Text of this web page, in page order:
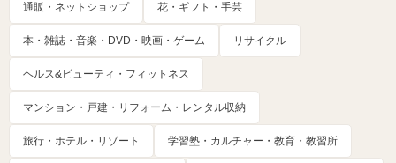
通販・ネットショップ 花・ギフト・手芸
本・雑誌・音楽・DVD・映画・ゲーム リサイクル
ヘルス&ビューティ・フィットネス
マンション・戸建・リフォーム・レンタル収納
旅行・ホテル・リゾート 学習塾・カルチャー・教育・教習所